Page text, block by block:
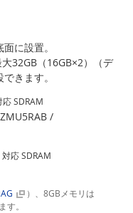
に設置。
32GB（16GB×2）（デ
きます。
SDRAM
/
応 SDRAM
）、8GBメモリは
す。